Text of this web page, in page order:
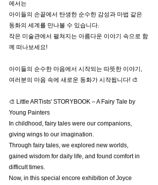
에서는
아이들의 손끝에서 탄생한 순수한 감성과 마법 같은
동화의 세계를 만나볼 수 있습니다.
작은 미술관에서 펼쳐지는 아름다운 이야기 속으로 함
께 떠나보세요!
아이들의 순수한 마음에서 시작되는 따뜻한 이야기,
여러분의 마음 속에 새로운 동화가 시작됩니다! 🎨
🎨 Little ARTists' STORYBOOK – A Fairy Tale by
Young Painters
In childhood, fairy tales were our companions,
giving wings to our imagination.
Through fairy tales, we explored new worlds,
gained wisdom for daily life, and found comfort in
difficult times.
Now, in this special encore exhibition of Joyce